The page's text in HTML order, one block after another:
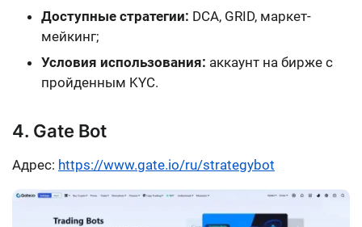
Доступные стратегии: DCA, GRID, маркет-
мейкинг;
Условия использования: аккаунт на бирже с
пройденным KYC.
4. Gate Bot
Адрес: https://www.gate.io/ru/strategybot